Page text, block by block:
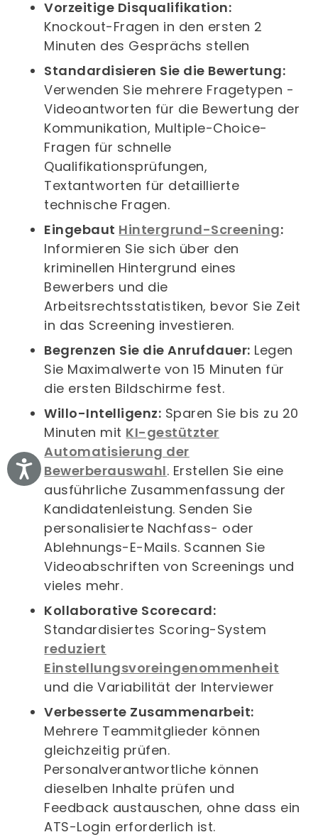
Accessibility
Vorzeitige Disqualifikation:
Knockout-Fragen in den ersten 2
Minuten des Gesprächs stellen
Standardisieren Sie die Bewertung:
Verwenden Sie mehrere Fragetypen -
Videoantworten für die Bewertung der
Kommunikation, Multiple-Choice-
Fragen für schnelle
Qualifikationsprüfungen,
Textantworten für detaillierte
technische Fragen.
Eingebaut Hintergrund-Screening:
Informieren Sie sich über den
kriminellen Hintergrund eines
Bewerbers und die
Arbeitsrechtsstatistiken, bevor Sie Zeit
in das Screening investieren.
Begrenzen Sie die Anrufdauer: Legen
Sie Maximalwerte von 15 Minuten für
die ersten Bildschirme fest.
Willo-Intelligenz: Sparen Sie bis zu 20
Minuten mit KI-gestützter
Automatisierung der
Bewerberauswahl. Erstellen Sie eine
ausführliche Zusammenfassung der
Kandidatenleistung. Senden Sie
personalisierte Nachfass- oder
Ablehnungs-E-Mails. Scannen Sie
Videoabschriften von Screenings und
vieles mehr.
Kollaborative Scorecard:
Standardisiertes Scoring-System
reduziert
Einstellungsvoreingenommenheit
und die Variabilität der Interviewer
Verbesserte Zusammenarbeit:
Mehrere Teammitglieder können
gleichzeitig prüfen.
Personalverantwortliche können
dieselben Inhalte prüfen und
Feedback austauschen, ohne dass ein
ATS-Login erforderlich ist.